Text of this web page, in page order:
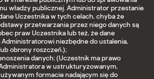
władzy publicznej. Administrator przestanie
Uczestnika w tych celach, chyba że
przetwarzania przez niego danych są
praw Uczestnika lub też, że dane
Administratorowi niezbędne do ustalenia,
obrony roszczeń.);
danych; (Uczestnik ma prawo
w ustrukturyzowanym,
formacie nadającym się do